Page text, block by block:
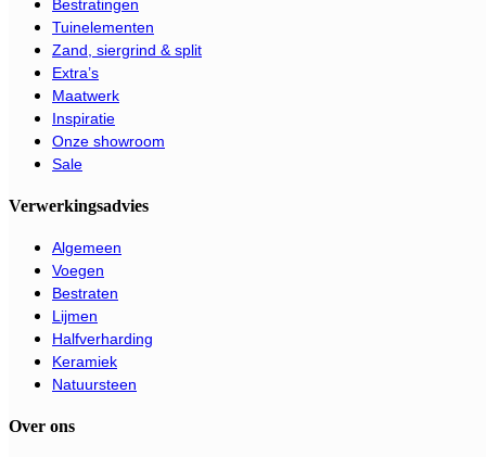
Bestratingen
Tuinelementen
Zand, siergrind & split
Extra’s
Maatwerk
Inspiratie
Onze showroom
Sale
Verwerkingsadvies
Algemeen
Voegen
Bestraten
Lijmen
Halfverharding
Keramiek
Natuursteen
Over ons